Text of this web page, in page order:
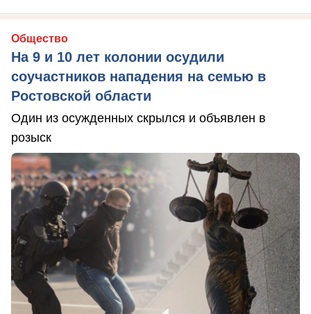
Общество
На 9 и 10 лет колонии осудили
соучастников нападения на семью в
Ростовской области
Один из осужденных скрылся и объявлен в
розыск